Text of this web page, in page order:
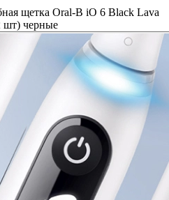
щетка Oral-B iO 6 Black Lava
шт) черные